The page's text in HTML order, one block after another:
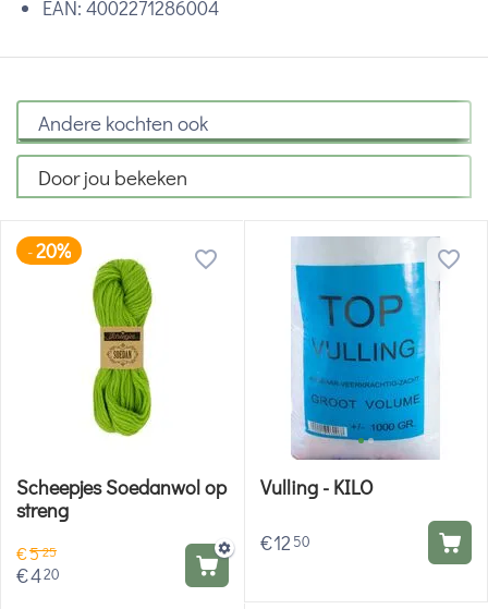
EAN: 4002271286004
Andere kochten ook
Door jou bekeken
-20%
Scheepjes Soedanwol op
streng
€525
€420
Vulling - KILO
€12 50